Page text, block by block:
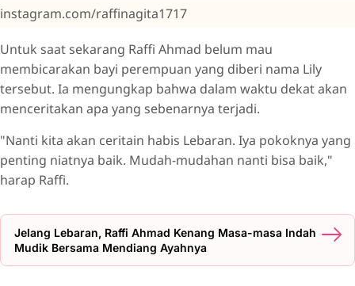
instagram.com/raffinagita1717
Untuk saat sekarang Raffi Ahmad belum mau
membicarakan bayi perempuan yang diberi nama Lily
tersebut. Ia mengungkap bahwa dalam waktu dekat akan
menceritakan apa yang sebenarnya terjadi.
"Nanti kita akan ceritain habis Lebaran. Iya pokoknya yang
penting niatnya baik. Mudah-mudahan nanti bisa baik,"
harap Raffi.
Jelang Lebaran, Raffi Ahmad Kenang Masa-masa Indah
Mudik Bersama Mendiang Ayahnya